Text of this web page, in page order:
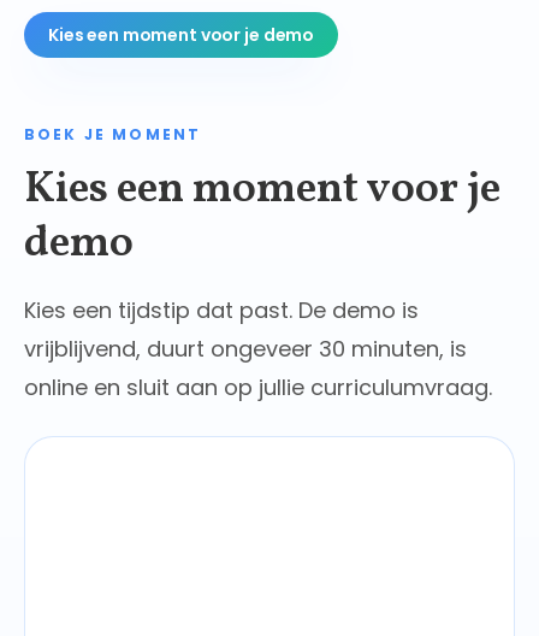
Kies een moment voor je demo
BOEK JE MOMENT
Kies een moment voor je
demo
Kies een tijdstip dat past. De demo is
vrijblijvend, duurt ongeveer 30 minuten, is
online en sluit aan op jullie curriculumvraag.